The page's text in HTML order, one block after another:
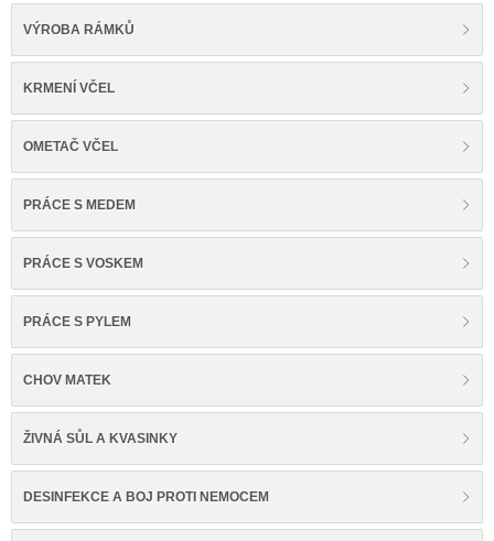
VÝROBA RÁMKŮ
KRMENÍ VČEL
OMETAČ VČEL
PRÁCE S MEDEM
PRÁCE S VOSKEM
PRÁCE S PYLEM
CHOV MATEK
ŽIVNÁ SŮL A KVASINKY
DESINFEKCE A BOJ PROTI NEMOCEM